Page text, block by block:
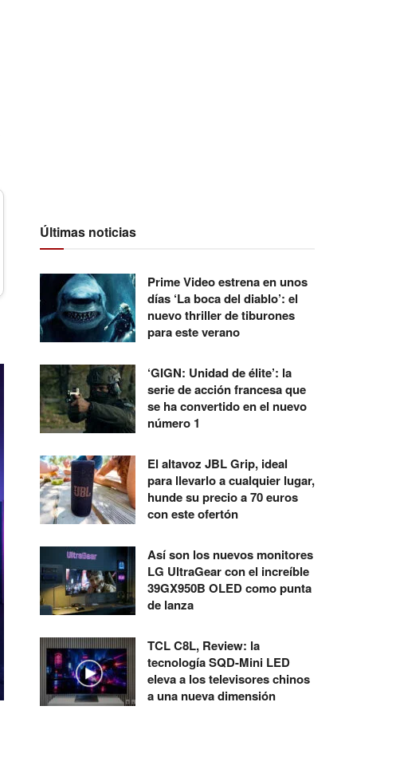
Últimas noticias
Prime Video estrena en unos
días ‘La boca del diablo’: el
nuevo thriller de tiburones
para este verano
‘GIGN: Unidad de élite’: la
serie de acción francesa que
se ha convertido en el nuevo
número 1
El altavoz JBL Grip, ideal
para llevarlo a cualquier lugar,
hunde su precio a 70 euros
con este ofertón
Así son los nuevos monitores
LG UltraGear con el increíble
39GX950B OLED como punta
de lanza
TCL C8L, Review: la
tecnología SQD-Mini LED
eleva a los televisores chinos
a una nueva dimensión